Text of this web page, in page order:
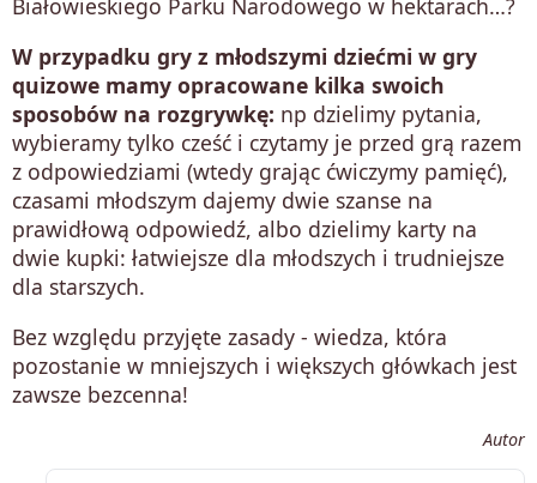
Białowieskiego Parku Narodowego w hektarach…?
W przypadku gry z młodszymi dziećmi w gry
quizowe mamy opracowane kilka swoich
sposobów na rozgrywkę: np dzielimy pytania,
wybieramy tylko cześć i czytamy je przed grą razem
z odpowiedziami (wtedy grając ćwiczymy pamięć),
czasami młodszym dajemy dwie szanse na
prawidłową odpowiedź, albo dzielimy karty na
dwie kupki: łatwiejsze dla młodszych i trudniejsze
dla starszych.
Bez względu przyjęte zasady - wiedza, która
pozostanie w mniejszych i większych główkach jest
zawsze bezcenna!
Autor